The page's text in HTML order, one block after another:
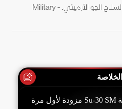
مقاتلات "Su-30SM" التابعة لسلاح الجو الأرميني. - Military
الخلاصة
ظهرت المقاتلة الروسية Su-30 SM مزودة لأول مرة